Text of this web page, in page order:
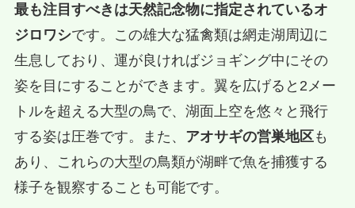
最も注目すべきは天然記念物に指定されているオ
ジロワシです。この雄大な猛禽類は網走湖周辺に
生息しており、運が良ければジョギング中にその
姿を目にすることができます。翼を広げると2メー
トルを超える大型の鳥で、湖面上空を悠々と飛行
する姿は圧巻です。また、 アオサギの営巣地区も
あり、これらの大型の鳥類が湖畔で魚を捕獲する
様子を観察することも可能です。